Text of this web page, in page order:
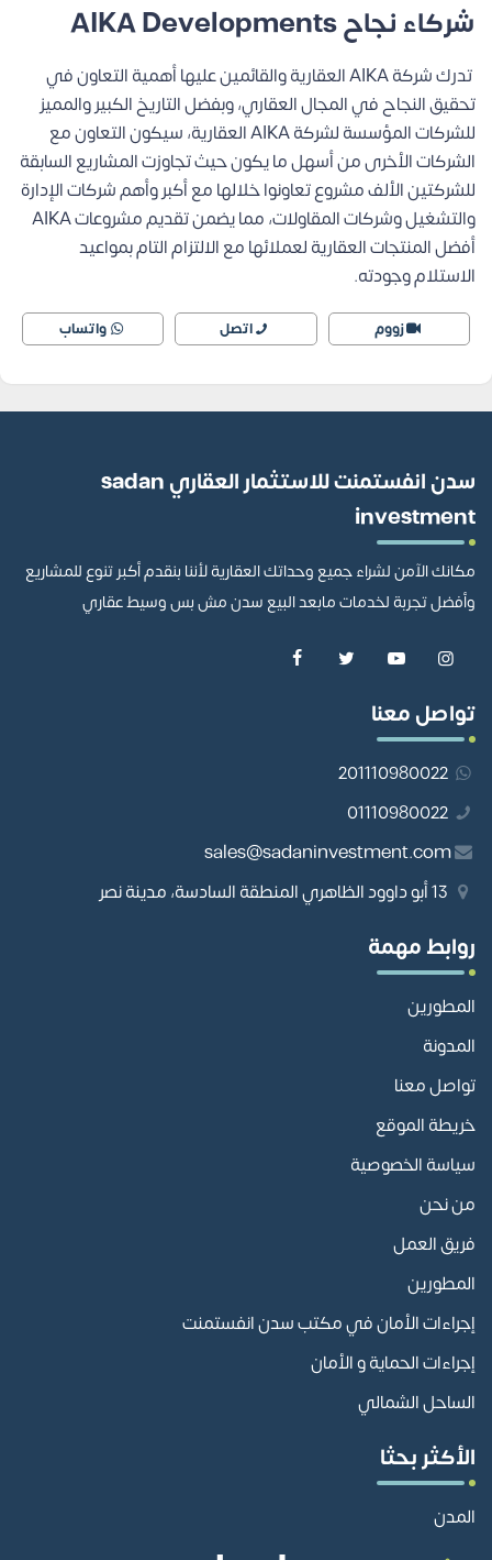
شركاء نجاح AIKA Developments
تدرك شركة AIKA العقارية والقائمين عليها أهمية التعاون في
تحقيق النجاح في المجال العقاري، وبفضل التاريخ الكبير والمميز
للشركات المؤسسة لشركة AIKA العقارية، سيكون التعاون مع
الشركات الأخرى من أسهل ما يكون حيث تجاوزت المشاريع السابقة
للشركتين الألف مشروع تعاونوا خلالها مع أكبر وأهم شركات الإدارة
والتشغيل وشركات المقاولات، مما يضمن تقديم مشروعات AIKA
أفضل المنتجات العقارية لعملائها مع الالتزام التام بمواعيد
الاستلام وجودته.
زووم اتصل واتساب
سدن انفستمنت للاستثمار العقاري sadan
investment
مكانك الآمن لشراء جميع وحداتك العقارية لأننا بنقدم أكبر تنوع للمشاريع
وأفضل تجربة لخدمات مابعد البيع سدن مش بس وسيط عقاري
تواصل معنا
201110980022
01110980022
sales@sadaninvestment.com
روابط مهمة
المطورين
المدونة
تواصل معنا
خريطة الموقع
سياسة الخصوصية
من نحن
فريق العمل
المطورين
إجراءات الأمان في مكتب سدن انفستمنت
إجراءات الحماية و الأمان
الساحل الشمالي
الأكثر بحثا
المدن